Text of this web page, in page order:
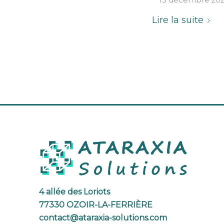
Lire la suite
4 allée des Loriots
77330 OZOIR-LA-FERRIÈRE
contact@ataraxia-solutions.com